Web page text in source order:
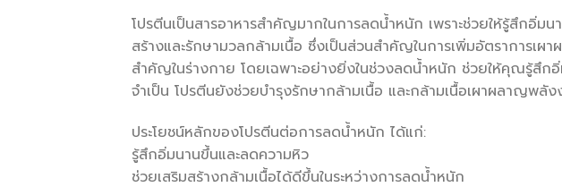
โปรตีนเป็นสารอาหารสำคัญมากในการลดน้ำหนัก เพราะช่วยให้รู้สึกอิ่ม
สร้างและรักษามวลกล้ามเนื้อ ซึ่งเป็นส่วนสำคัญในการเพิ่มอัตราการเ
สำคัญในร่างกาย โดยเฉพาะอย่างยิ่งในช่วงลดน้ำหนัก ช่วยให้คุณรู้สึก
จำเป็น โปรตีนยังช่วยบำรุงรักษากล้ามเนื้อ และกล้ามเนื้อเผาผลาญพลั
ประโยชน์หลักของโปรตีนต่อการลดน้ำหนัก ได้แก่:
รู้สึกอิ่มนานขึ้นและลดความหิว
ช่วยเสริมสร้างกล้ามเนื้อได้ดีขึ้นในระหว่างการลดน้ำหนัก